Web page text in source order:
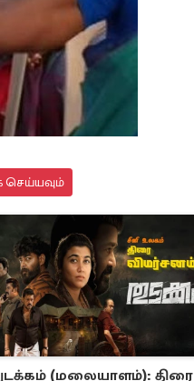
செய்யவும்
(மலையாளம்): திரை